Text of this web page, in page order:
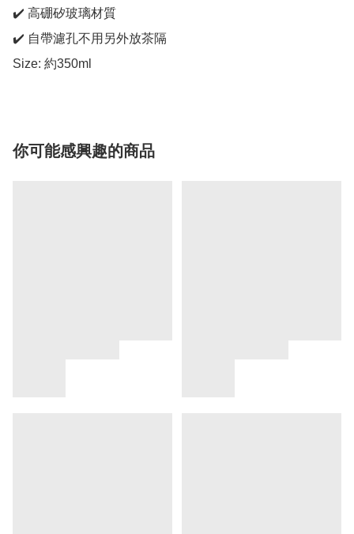
✔️ 高硼矽玻璃材質
✔️ 自帶濾孔不用另外放茶隔
Size: 約350ml
你可能感興趣的商品